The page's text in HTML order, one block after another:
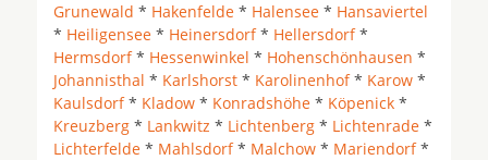
Grunewald * Hakenfelde * Halensee * Hansaviertel
* Heiligensee * Heinersdorf* Hellersdorf*
Hermsdorf* Hessenwinkel * Hohenschönhausen *
Johannisthal * Karlshorst * Karolinenhof* Karow *
Kaulsdorf* Kladow * Konradshöhe * Köpenick *
Kreuzberg * Lankwitz * Lichtenberg * Lichtenrade *
Lichterfelde * Mahlsdorf* Malchow * Mariendorf*